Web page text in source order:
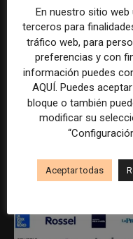
ÚLTIMOS
En nuestro sitio
terceros para
tráfico web, para
preferencias y con
información puedes
AQUÍ. Puedes
bloque o también
modificar su
Aceptar todas